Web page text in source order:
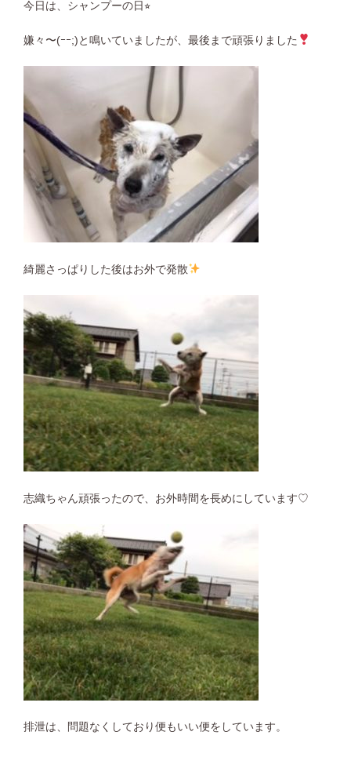
今日は、シャンプーの日⭐︎
嫌々〜(ｰｰ;)と鳴いていましたが、最後まで頑張りました
綺麗さっぱりした後はお外で発散
志織ちゃん頑張ったので、お外時間を長めにしています♡
排泄は、問題なくしており便もいい便をしています。